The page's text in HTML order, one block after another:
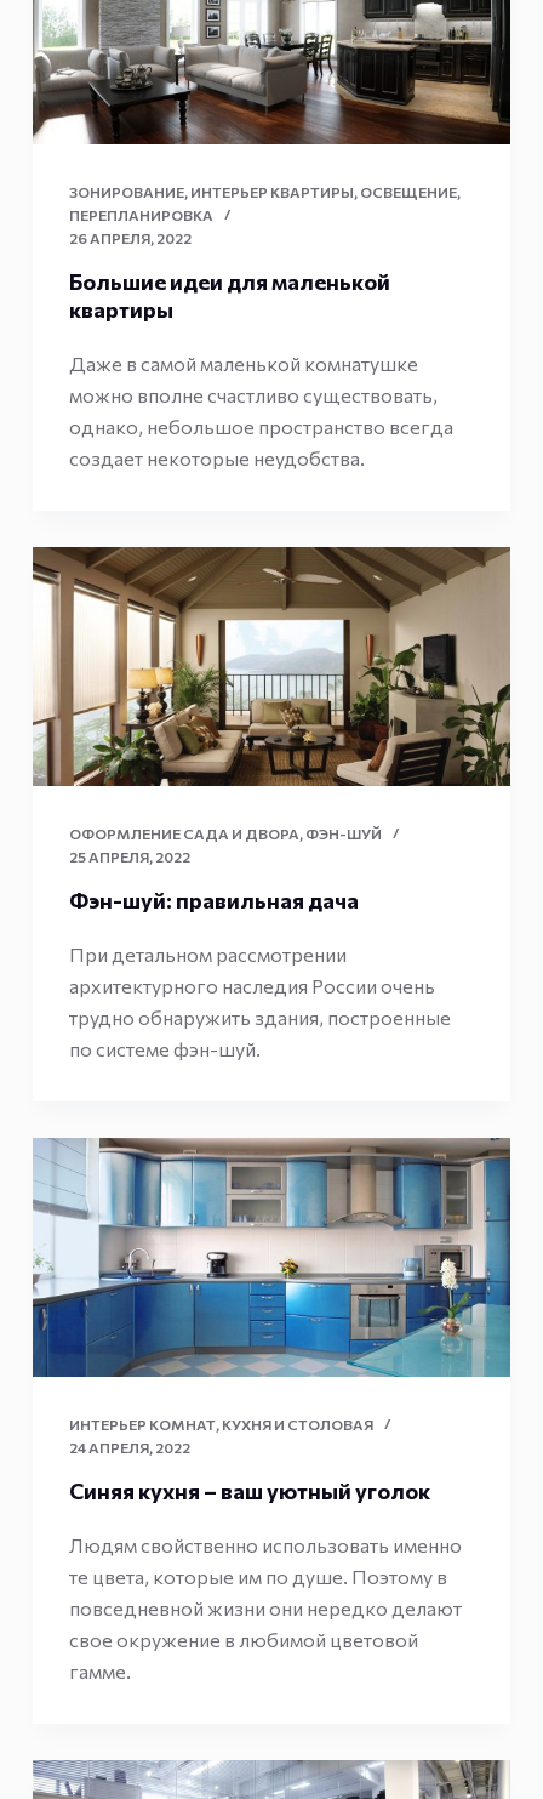
ЗОНИРОВАНИЕ, ИНТЕРЬЕР КВАРТИРЫ, ОСВЕЩЕНИЕ,
ПЕРЕПЛАНИРОВКА
26 АПРЕЛЯ, 2022
Большие идеи для маленькой
квартиры
Даже в самой маленькой комнатушке
можно вполне счастливо существовать,
однако, небольшое пространство всегда
создает некоторые неудобства.
ОФОРМЛЕНИЕ САДА И ДВОРА, ФЭН-ШУЙ
25 АПРЕЛЯ, 2022
Фэн-шуй: правильная дача
При детальном рассмотрении
архитектурного наследия России очень
трудно обнаружить здания, построенные
по системе фэн-шуй.
ИНТЕРЬЕР КОМНАТ, КУХНЯ И СТОЛОВАЯ
24 АПРЕЛЯ, 2022
Синяя кухня – ваш уютный уголок
Людям свойственно использовать именно
те цвета, которые им по душе. Поэтому в
повседневной жизни они нередко делают
свое окружение в любимой цветовой
гамме.